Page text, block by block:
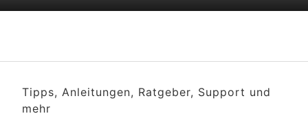
Tipps, Anleitungen, Ratgeber, Support und
mehr